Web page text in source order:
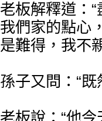
老板解釋道：
我們家的點心
是難得，我不
孫子又問：“
老板說：“他